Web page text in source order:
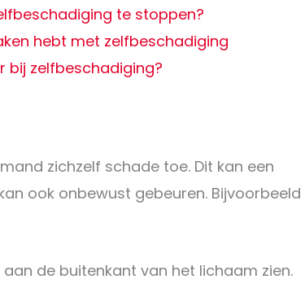
te stoppen?
hebt met zelfbeschadiging
bij zelfbeschadiging?
zichzelf schade toe. Dit kan een
ook onbewust gebeuren. Bijvoorbeeld
de buitenkant van het lichaam zien.